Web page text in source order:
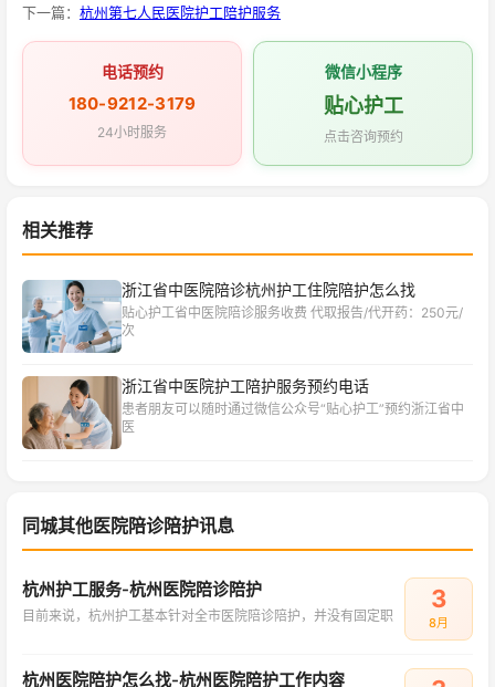
下一篇： 杭州第七人民医院护工陪护服务
电话预约
180-9212-3179
24小时服务
微信小程序
贴心护工
点击咨询预约
相关推荐
浙江省中医院陪诊杭州护工住院陪护怎么找
贴心护工省中医院陪诊服务收费 代取报告/代开药：250元/
次
浙江省中医院护工陪护服务预约电话
患者朋友可以随时通过微信公众号“贴心护工”预约浙江省中
医
同城其他医院陪诊陪护讯息
杭州护工服务-杭州医院陪诊陪护
目前来说，杭州护工基本针对全市医院陪诊陪护，并没有固定职
3
8月
杭州医院陪护怎么找-杭州医院陪护工作内容